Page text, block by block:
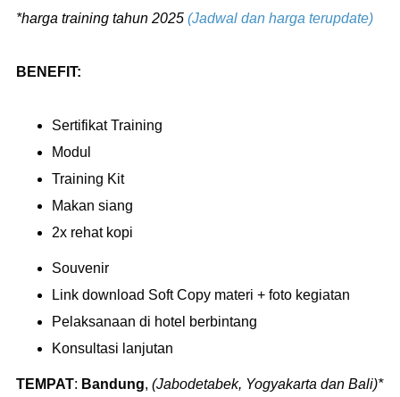
*harga training tahun 2025 (Jadwal dan harga terupdate)
BENEFIT:
Sertifikat Training
Modul
Training Kit
Makan siang
2x rehat kopi
Souvenir
Link download Soft Copy materi + foto kegiatan
Pelaksanaan di hotel berbintang
Konsultasi lanjutan
TEMPAT: Bandung, (Jabodetabek, Yogyakarta dan Bali)*